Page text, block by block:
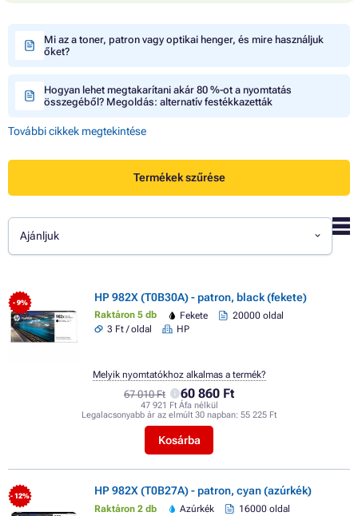
Mi az a toner, patron vagy optikai henger, és mire használjuk
őket?
Hogyan lehet megtakarítani akár 80 %-ot a nyomtatás
összegéből? Megoldás: alternatív festékkazetták
További cikkek megtekintése
Termékek szűrése
Ajánljuk
- 9% HP 982X (T0B30A) - patron, black (fekete)
Raktáron 5 db Fekete
20000 oldal
3 Ft / oldal
HP
67 010 Ft 60 860 Ft
47 921 Ft Áfa nélkül
Legalacsonyabb ár az elmúlt 30 napban: 55 225 Ft
Kosárba
Melyik nyomtatókhoz alkalmas a termék?
- 12% HP 982X (T0B27A) - patron, cyan (azúrkék)
Raktáron 2 db Azúrkék
16000 oldal